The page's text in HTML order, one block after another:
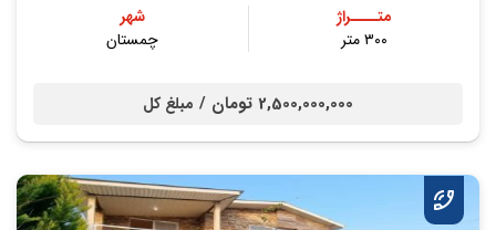
متــــراژ
۳۰۰ متر
شهر
چمستان
2,500,000,000 تومان / مبلغ کل